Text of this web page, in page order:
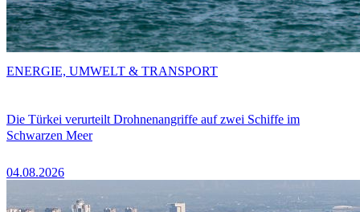
Die Türkei verurteilt Drohnenangriffe auf zwei Schiffe im
Schwarzen Meer
04.08.2026
ENERGIE, UMWELT & TRANSPORT